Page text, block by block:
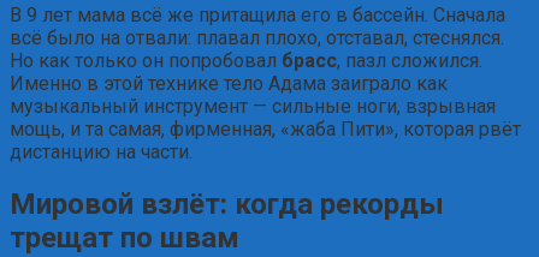
В 9 лет мама всё же притащила его в бассейн. Сначала
всё было на отвали: плавал плохо, отставал, стеснялся.
Но как только он попробовал брасс, пазл сложился.
Именно в этой технике тело Адама заиграло как
музыкальный инструмент — сильные ноги, взрывная
мощь, и та самая, фирменная, «жаба Пити», которая рвёт
дистанцию на части.
Мировой взлёт: когда рекорды
трещат по швам